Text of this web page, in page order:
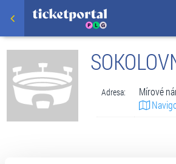
Adresa:
Mírové